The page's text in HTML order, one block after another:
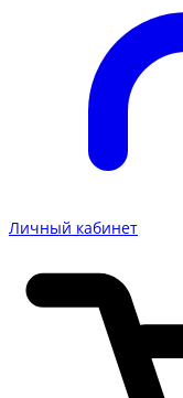
Личный кабинет